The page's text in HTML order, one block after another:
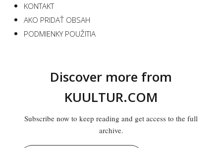
KONTAKT
AKO PRIDAŤ OBSAH
PODMIENKY POUŽITIA
Discover more from
KUULTUR.COM
Subscribe now to keep reading and get access to the full
archive.